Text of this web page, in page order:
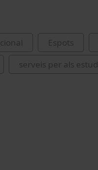
Espots
serveis per als